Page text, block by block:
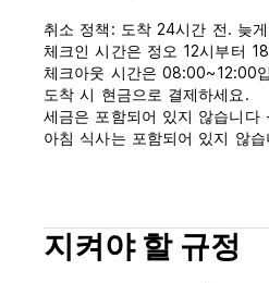
취소 정책: 도착 24시간 전. 늦
체크인 시간은 정오 12시부터
체크아웃 시간은 08:00~12:00
도착 시 현금으로 결제하세요.
세금은 포함되어 있지 않습니다
아침 식사는 포함되어 있지 않습
(Auto-translated from original
지켜야 할 규정